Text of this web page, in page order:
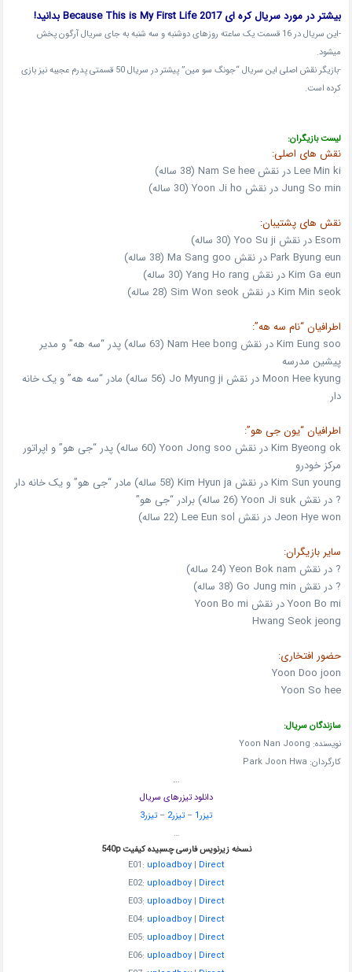
بیشتر در مورد سریال کره ای Because This is My First Life 2017 بدانید!
-این سریال در 16 قسمت یک ساعته روزهای دوشنبه و سه شنبه به جای سریال آرگون پخش
میشود.
-بازیگر نقش اصلی این سریال “جونگ سو مین” پیشتر در سریال 50 قسمتی پدرم عجیبه نیز بازی
کرده است.
لیست بازیگران:
نقش های اصلی:
Lee Min ki در نقش Nam Se hee (38 ساله)
Jung So min در نقش Yoon Ji ho (30 ساله)
نقش های پشتیبان:
Esom در نقش Yoo Su ji (30 ساله)
Park Byung eun در نقش Ma Sang goo (38 ساله)
Kim Ga eun در نقش Yang Ho rang (30 ساله)
Kim Min seok در نقش Sim Won seok (28 ساله)
اطرافیان “نام سه هه”:
Kim Eung soo در نقش Nam Hee bong (63 ساله) پدر “سه هه” و مدیر
پیشین مدرسه
Moon Hee kyung در نقش Jo Myung ji (56 ساله) مادر “سه هه” و یک خانه
دار
اطرافیان “یون جی هو”:
Kim Byeong ok در نقش Yoon Jong soo (60 ساله) پدر “جی هو” و اپراتور
مرکز خودرو
Kim Sun young در نقش Kim Hyun ja (58 ساله) مادر “جی هو” و یک خانه دار
? در نقش Yoon Ji suk (26 ساله) برادر “جی هو”
Jeon Hye won در نقش Lee Eun sol (22 ساله)
سایر بازیگران:
? در نقش Yeon Bok nam (24 ساله)
? در نقش Go Jung min (38 ساله)
Yoon Bo mi در نقش Yoon Bo mi
Hwang Seok jeong
حضور افتخاری:
Yoon Doo joon
Yoon So hee
سازندگان سریال:
نویسنده: Yoon Nan Joong
کارگردان: Park Joon Hwa
…
دانلود تیزرهای سریال
تیزر1 – تیزر2 – تیزر3
…
نسخه زیرنویس فارسی چسبیده کیفیت 540p
E01: uploadboy| Direct
E02: uploadboy| Direct
E03: uploadboy| Direct
E04: uploadboy| Direct
E05: uploadboy| Direct
E06: uploadboy| Direct